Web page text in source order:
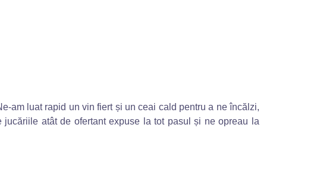
am luat rapid un vin fiert și un ceai cald pentru a ne încălzi,
atât de ofertant expuse la tot pasul și ne opreau la